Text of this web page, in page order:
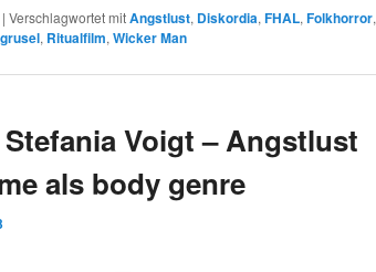
| Verschlagwortet mitAngstlust, Diskordia, FHAL, Folkhorror,
, Ritualfilm, Wicker Man
Voigt – Angstlust
als body genre